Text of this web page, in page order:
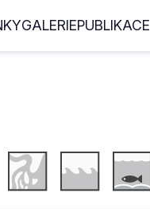
GALERIEPUBLIKACE